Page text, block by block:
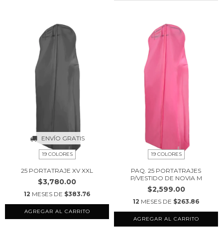
ENVÍO GRATIS
19 COLORES
25 PORTATRAJE XV XXL
$3,780.00
12 MESES DE $383.76
AGREGAR AL CARRITO
19 COLORES
PAQ. 25 PORTATRAJES
P/VESTIDO DE NOVIA M
$2,599.00
12 MESES DE $263.86
AGREGAR AL CARRITO